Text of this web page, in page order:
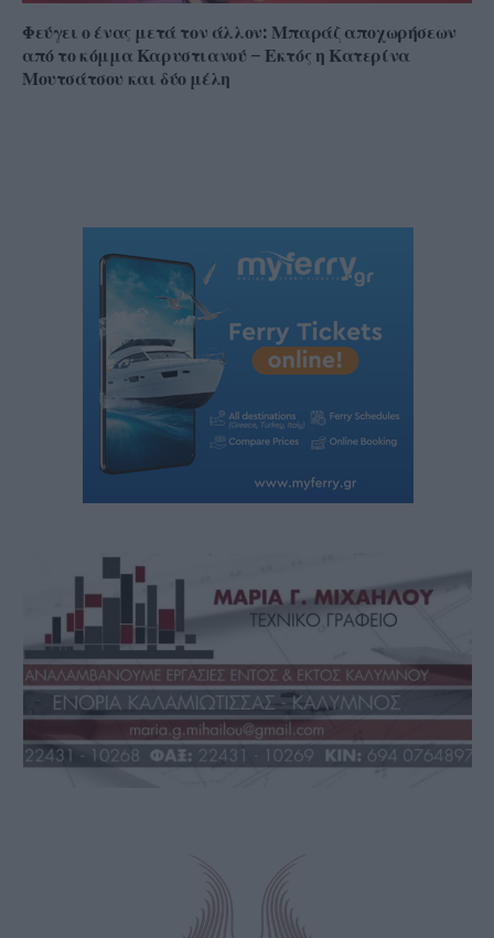
Φεύγει ο ένας μετά τον άλλον: Μπαράζ αποχωρήσεων
από το κόμμα Καρυστιανού – Εκτός η Κατερίνα
Μουτσάτσου και δύο μέλη